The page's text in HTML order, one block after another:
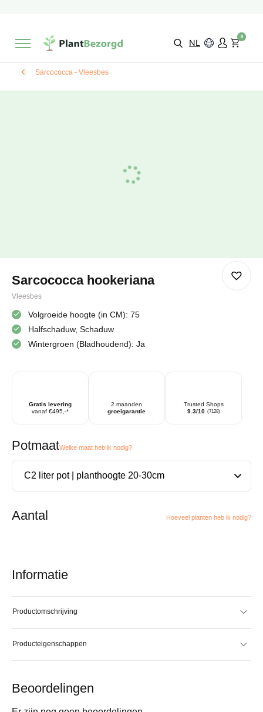
Kies zelf je
bezorgmoment & locatie NL
0
Sarcococca - Vleesbes
Sarcococca hookeriana
Vleesbes
Volgroeide hoogte (in CM): 75
Halfschaduw, Schaduw
Wintergroen (Bladhoudend): Ja
Gratis levering
vanaf €495,-*
2 maanden
groeigarantie
Trusted Shops
9.3/10 (7128)
PotmaatWelke maat heb ik nodig?
Aantal Hoeveel planten heb ik nodig?
Informatie
Productomschrijving
Producteigenschappen
Beoordelingen